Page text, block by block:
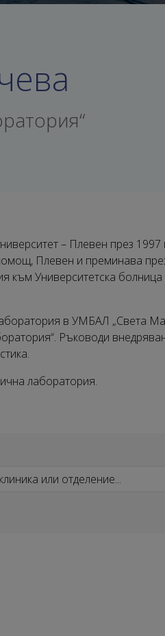
– Плевен през
Плевен и преминава
Университетска болница
в УМБАЛ „Света
Ръководи
лаборатория.